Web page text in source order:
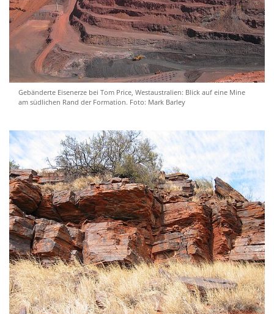
Gebänderte Eisenerze bei Tom Price, Westaustralien: Blick auf eine Mine
am südlichen Rand der Formation. Foto: Mark Barley